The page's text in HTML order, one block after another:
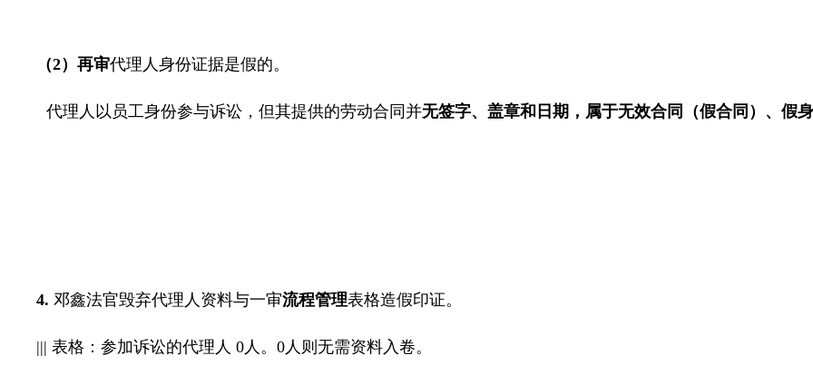
（2）再审代理人身份证据是假的。
代理人以员工身份参与诉讼，但其提供的劳动合同并无签字、盖章和日期，属于无效合同（假合同）、假
4. 邓鑫法官毁弃代理人资料与一审流程管理表格造假印证。
||| 表格：参加诉讼的代理人 0 人。 0 人则无需资料入卷。